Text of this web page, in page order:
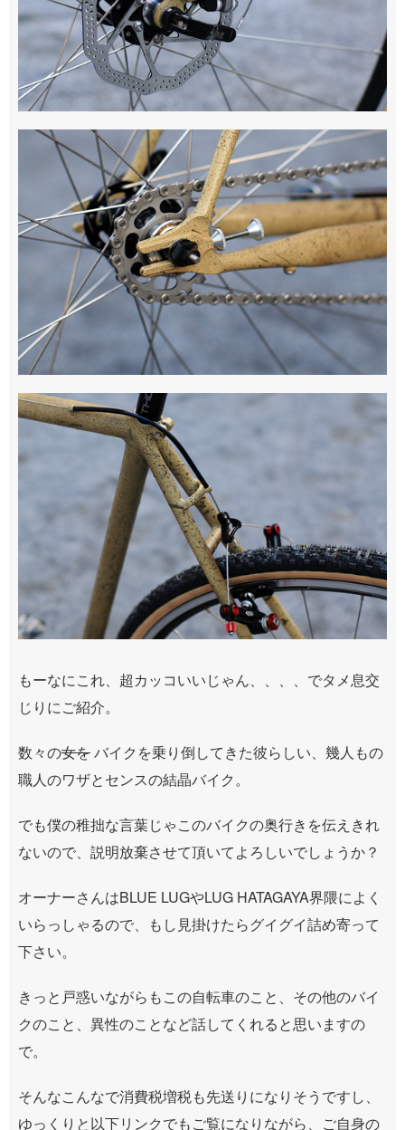
もーなにこれ、超カッコいいじゃん、、、、でタメ息交
じりにご紹介。
数々の女をバイクを乗り倒してきた彼らしい、幾人もの
職人のワザとセンスの結晶バイク。
でも僕の稚拙な言葉じゃこのバイクの奥行きを伝えきれ
ないので、説明放棄させて頂いてよろしいでしょうか？
オーナーさんはBLUE LUGやLUG HATAGAYA界隈によく
いらっしゃるので、もし見掛けたらグイグイ詰め寄って
下さい。
きっと戸惑いながらもこの自転車のこと、その他のバイ
クのこと、異性のことなど話してくれると思いますの
で。
そんなこんなで消費税増税も先送りになりそうですし、
ゆっくりと以下リンクでもご覧になりながら、ご自身の